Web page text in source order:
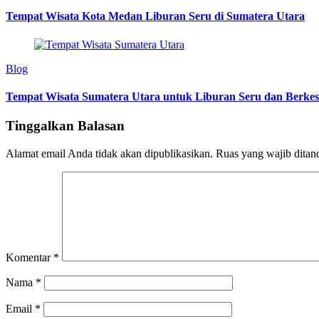
Tempat Wisata Kota Medan Liburan Seru di Sumatera Utara
Blog
Tempat Wisata Sumatera Utara untuk Liburan Seru dan
Tinggalkan Balasan
Alamat email Anda tidak akan dipublikasikan. Ruas yang wajib
Komentar *
Nama *
Email *